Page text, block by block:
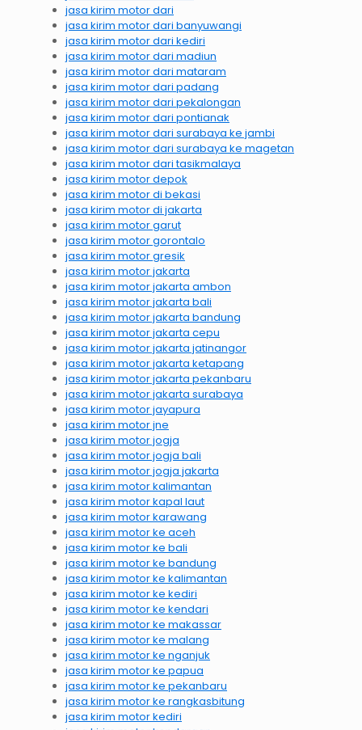
jasa kirim motor dari
jasa kirim motor dari banyuwangi
jasa kirim motor dari kediri
jasa kirim motor dari madiun
jasa kirim motor dari mataram
jasa kirim motor dari padang
jasa kirim motor dari pekalongan
jasa kirim motor dari pontianak
jasa kirim motor dari surabaya ke jambi
jasa kirim motor dari surabaya ke magetan
jasa kirim motor dari tasikmalaya
jasa kirim motor depok
jasa kirim motor di bekasi
jasa kirim motor di jakarta
jasa kirim motor garut
jasa kirim motor gorontalo
jasa kirim motor gresik
jasa kirim motor jakarta
jasa kirim motor jakarta ambon
jasa kirim motor jakarta bali
jasa kirim motor jakarta bandung
jasa kirim motor jakarta cepu
jasa kirim motor jakarta jatinangor
jasa kirim motor jakarta ketapang
jasa kirim motor jakarta pekanbaru
jasa kirim motor jakarta surabaya
jasa kirim motor jayapura
jasa kirim motor jne
jasa kirim motor jogja
jasa kirim motor jogja bali
jasa kirim motor jogja jakarta
jasa kirim motor kalimantan
jasa kirim motor kapal laut
jasa kirim motor karawang
jasa kirim motor ke aceh
jasa kirim motor ke bali
jasa kirim motor ke bandung
jasa kirim motor ke kalimantan
jasa kirim motor ke kediri
jasa kirim motor ke kendari
jasa kirim motor ke makassar
jasa kirim motor ke malang
jasa kirim motor ke nganjuk
jasa kirim motor ke papua
jasa kirim motor ke pekanbaru
jasa kirim motor ke rangkasbitung
jasa kirim motor kediri